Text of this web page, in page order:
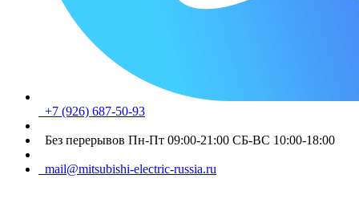
+7 (926) 687-50-93
Без перерывов Пн-Пт 09:00-21:00 СБ-ВС 10:00-18:00
mail@mitsubishi-electric-russia.ru